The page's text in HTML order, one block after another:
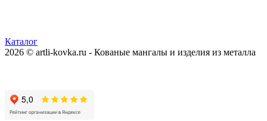
Каталог
2026 © artli-kovka.ru - Кованые мангалы и изделия из металла